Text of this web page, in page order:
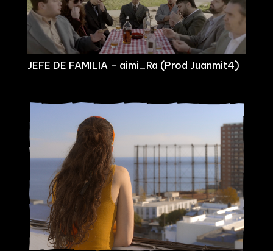
JEFE DE FAMILIA – aimi_Ra (Prod Juanmit4)